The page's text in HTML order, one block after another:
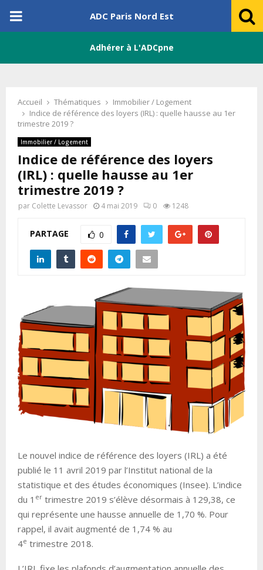
PRIMARY
ADC Paris Nord Est
Adhérer à L'ADCpne
Accueil Thématiques
Immobilier / Logement
Indice de référence des loyers (IRL) : quelle hausse au 1er
trimestre 2019 ?
Immobilier / Logement
Indice de référence des loyers
(IRL) : quelle hausse au 1er
trimestre 2019 ?
par Colette Levassor 4 mai 2019 0 1248
PARTAGE 0
Le nouvel indice de référence des loyers (IRL) a été
publié le 11 avril 2019 par l’Institut national de la
statistique et des études économiques (Insee). L’indice
du 1 er trimestre 2019 s’élève désormais à 129,38, ce
qui représente une hausse annuelle de 1,70 %. Pour
rappel, il avait augmenté de 1,74 % au
4e trimestre 2018.